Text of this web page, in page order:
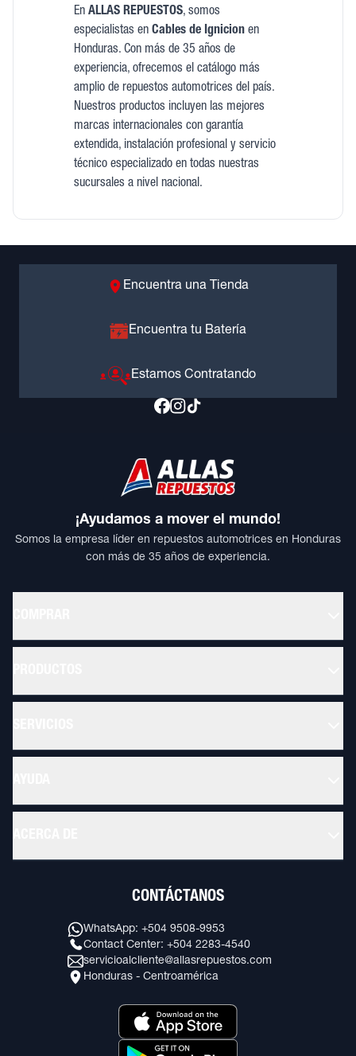
En ALLAS REPUESTOS, somos
especialistas en Cables de Ignicionen
Honduras. Con más de 35 años de
experiencia, ofrecemos el catálogo más
amplio de repuestos automotrices del país.
Nuestros productos incluyen las mejores
marcas internacionales con garantía
extendida, instalación profesional y servicio
técnico especializado en todas nuestras
sucursales a nivel nacional.
Encuentra una Tienda
Encuentra tu Batería
Estamos Contratando
¡Ayudamos a mover el mundo!
Somos la empresa líder en repuestos automotrices en Honduras
con más de 35 años de experiencia.
CONTÁCTANOS
WhatsApp: +504 9508-9953
Contact Center: +504 2283-4540
servicioalcliente@allasrepuestos.com
Honduras - Centroamérica